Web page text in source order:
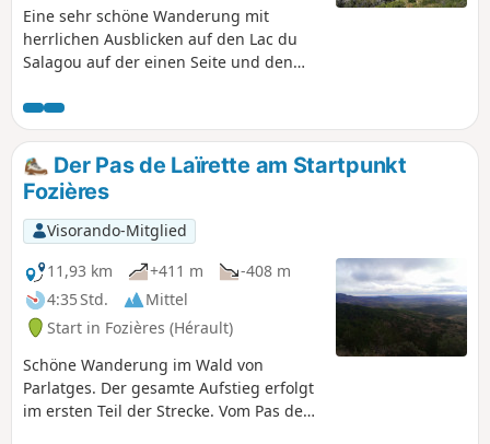
Eine sehr schöne Wanderung mit
herrlichen Ausblicken auf den Lac du
Salagou auf der einen Seite und den
Seite sowie mit herrlichen Ausblicken
auf die Cevennen und das Mittelmeer.
Wanderung am 11.05.2023 mit Hérault
Tourisme geändert. Siehe praktische
Informationen. Diese Wanderung kann
je nach Brandgefahr gesperrt werden.
Bitte konsultieren Sie die Karte.
Der Pas de Laïrette am Startpunkt
Fozières
Visorando-Mitglied
11,93 km
+411 m
-408 m
4:35 Std.
Mittel
Start in Fozières (Hérault)
Schöne Wanderung im Wald von
Parlatges. Der gesamte Aufstieg erfolgt
im ersten Teil der Strecke. Vom Pas de